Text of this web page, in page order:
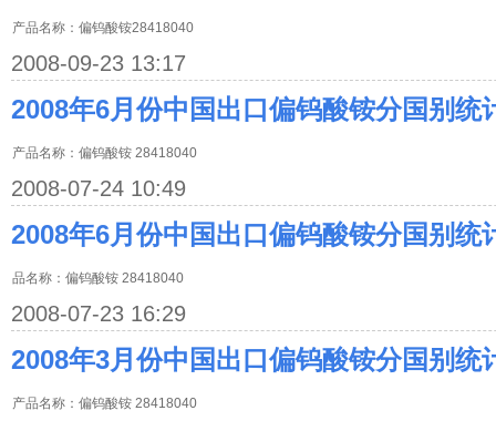
产品名称：偏钨酸铵28418040
2008-09-23 13:17
2008年6月份中国出口偏钨酸铵分国别统
产品名称：偏钨酸铵 28418040
2008-07-24 10:49
2008年6月份中国出口偏钨酸铵分国别统
品名称：偏钨酸铵 28418040
2008-07-23 16:29
2008年3月份中国出口偏钨酸铵分国别统
产品名称：偏钨酸铵 28418040